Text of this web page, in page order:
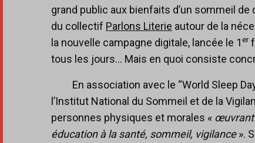
grand public aux bienfaits d’un sommeil
du collectif Parlons Literie autour de la
la nouvelle campagne digitale, lancée le 1er
tous les jours… Mais en quoi consiste
En association avec le “World Sleep
l’Institut National du Sommeil et de la
personnes physiques et morales « œuvrant
éducation à la santé, sommeil, vigilance».